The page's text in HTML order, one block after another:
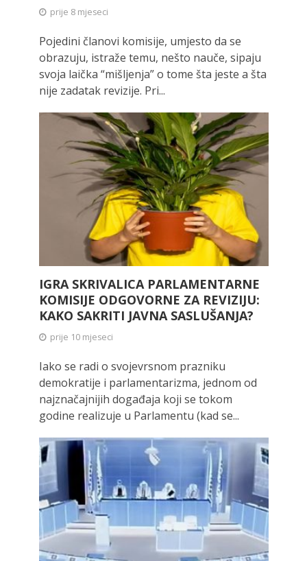
prije 8 mjeseci
Pojedini članovi komisije, umjesto da se
obrazuju, istraže temu, nešto nauče, sipaju
svoja laička “mišljenja” o tome šta jeste a šta
nije zadatak revizije. Pri...
IGRA SKRIVALICA PARLAMENTARNE
KOMISIJE ODGOVORNE ZA REVIZIJU:
KAKO SAKRITI JAVNA SASLUŠANJA?
prije 10 mjeseci
Iako se radi o svojevrsnom prazniku
demokratije i parlamentarizma, jednom od
najznačajnijih događaja koji se tokom
godine realizuje u Parlamentu (kad se...